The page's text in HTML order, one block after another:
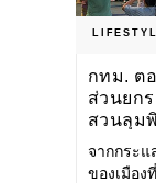
กทม. ต
ส่วนยก
สวนลุม
จากกระแ
ของเมือง